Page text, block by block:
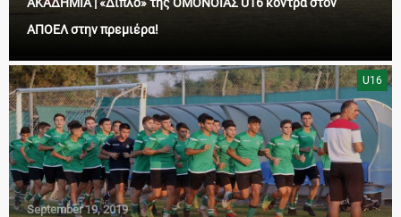
ΑΠΟΕΛ στην πρεμιέρα!
U16
September 19, 2019